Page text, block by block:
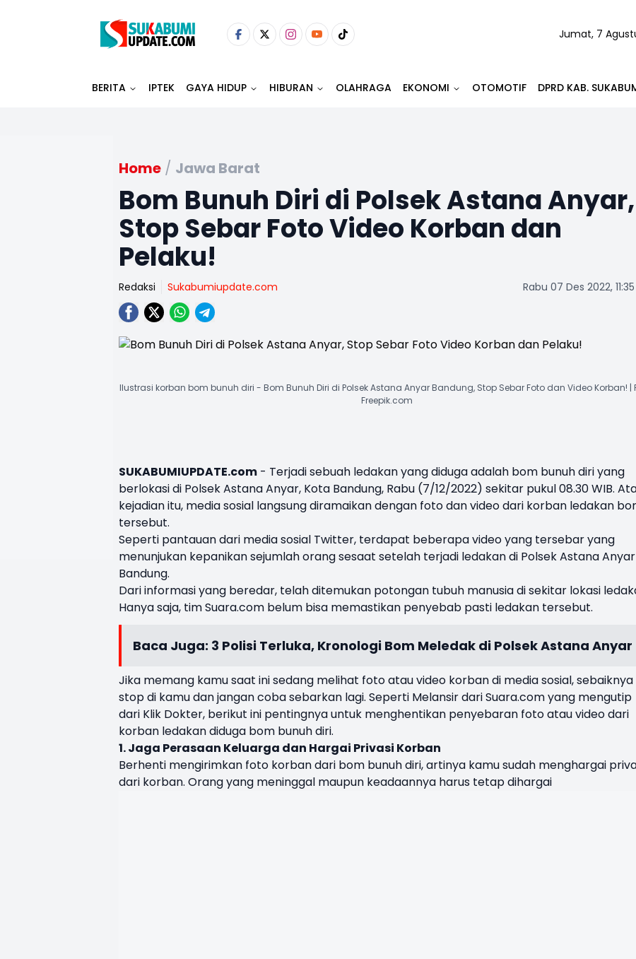
Jumat, 7
BERITA IPTEK GAYA HIDUP HIBURAN OLAHRAGA EKONOMI OTOMOTIF DPRD KAB.
Home / Jawa Barat
Bom Bunuh Diri di Polsek Astana Anyar,
Stop Sebar Foto Video Korban dan
Pelaku!
Redaksi Sukabumiupdate.com Rabu 07 Des 2022,
Ilustrasi korban bom bunuh diri - Bom Bunuh Diri di Polsek Astana Anyar Bandung, Stop Sebar Foto dan Video Korban! |
Freepik.com
SUKABUMIUPDATE.com - Terjadi sebuah ledakan yang diduga adalah bom bunuh diri yang
berlokasi di Polsek Astana Anyar, Kota Bandung, Rabu (7/12/2022) sekitar pukul 08.30 WIB.
kejadian itu, media sosial langsung diramaikan dengan foto dan video dari korban ledakan
tersebut.
Seperti pantauan dari media sosial Twitter, terdapat beberapa video yang tersebar yang
menunjukan kepanikan sejumlah orang sesaat setelah terjadi ledakan di Polsek Astana Anyar
Bandung.
Dari informasi yang beredar, telah ditemukan potongan tubuh manusia di sekitar lokasi
Hanya saja, tim Suara.com belum bisa memastikan penyebab pasti ledakan tersebut.
Baca Juga: 3 Polisi Terluka, Kronologi Bom Meledak di Polsek Astana Anyar
Jika memang kamu saat ini sedang melihat foto atau video korban di media sosial, sebaiknya
stop di kamu dan jangan coba sebarkan lagi. Seperti Melansir dari Suara.com yang mengutip
dari Klik Dokter, berikut ini pentingnya untuk menghentikan penyebaran foto atau video dari
korban ledakan diduga bom bunuh diri.
1. Jaga Perasaan Keluarga dan Hargai Privasi Korban
Berhenti mengirimkan foto korban dari bom bunuh diri, artinya kamu sudah menghargai
dari korban. Orang yang meninggal maupun keadaannya harus tetap dihargai